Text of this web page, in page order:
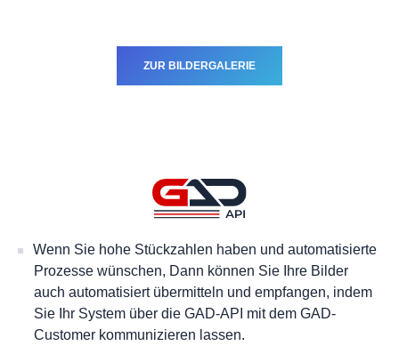
ZUR BILDERGALERIE
Wenn Sie hohe Stückzahlen haben und automatisierte
Prozesse wünschen, Dann können Sie Ihre Bilder
auch automatisiert übermitteln und empfangen, indem
Sie Ihr System über die GAD-API mit dem GAD-
Customer kommunizieren lassen.